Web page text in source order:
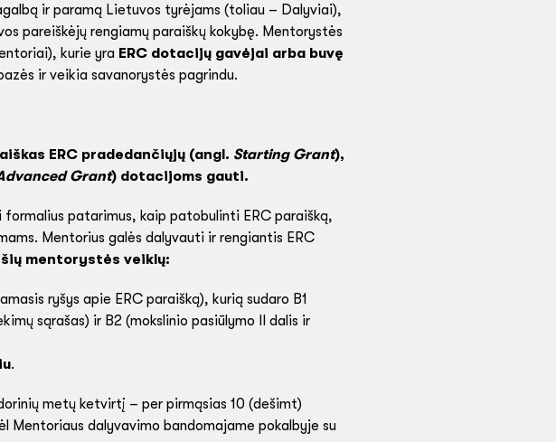
ir paramą Lietuvos tyrėjams (toliau – Dalyviai),
pareiškėjų rengiamų paraiškų kokybę. Mentorystės
kurie yra ERC dotacijų gavėjai arba buvę
ir veikia savanorystės pagrindu.
ERC pradedančiųjų (angl. Starting Grant),
Grant) dotacijoms gauti.
patarimus, kaip patobulinti ERC paraišką,
Mentorius galės dalyvauti ir rengiantis ERC
mentorystės veiklų:
ryšys apie ERC paraišką), kurią sudaro B1
sąrašas) ir B2 (mokslinio pasiūlymo II dalis ir
.
metų ketvirtį – per pirmąsias 10 (dešimt)
dalyvavimo bandomajame pokalbyje su